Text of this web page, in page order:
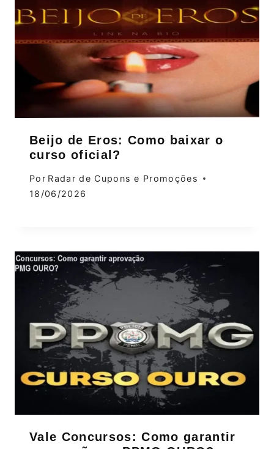
Beijo de Eros: Como baixar o
curso oficial?
Por Radar de Cupons e Promoções
18/06/2026
Vale Concursos: Como garantir